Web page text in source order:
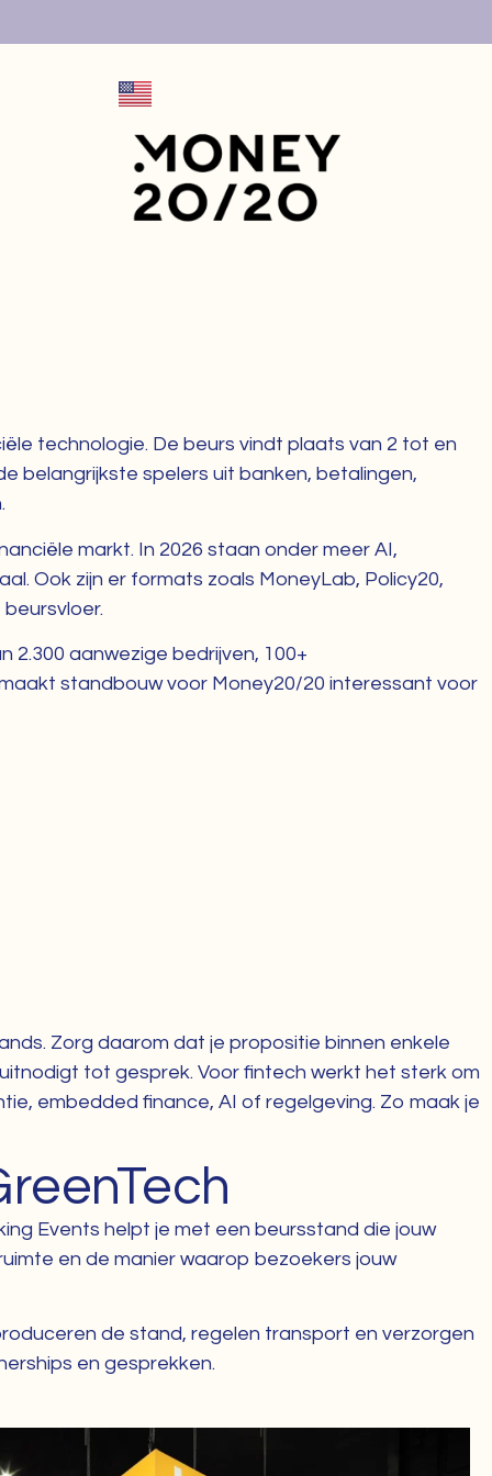
X
technologie. De beurs vindt plaats van 2 tot en
belangrijkste spelers uit banken, betalingen,
markt. In 2026 staan onder meer AI,
Ook zijn er formats zoals MoneyLab, Policy20,
aanwezige bedrijven, 100+
standbouw voor Money20/20 interessant voor
Zorg daarom dat je propositie binnen enkele
tot gesprek. Voor fintech werkt het sterk om
embedded finance, AI of regelgeving. Zo maak je
Events helpt je met een beursstand die jouw
en de manier waarop bezoekers jouw
de stand, regelen transport en verzorgen
en gesprekken.